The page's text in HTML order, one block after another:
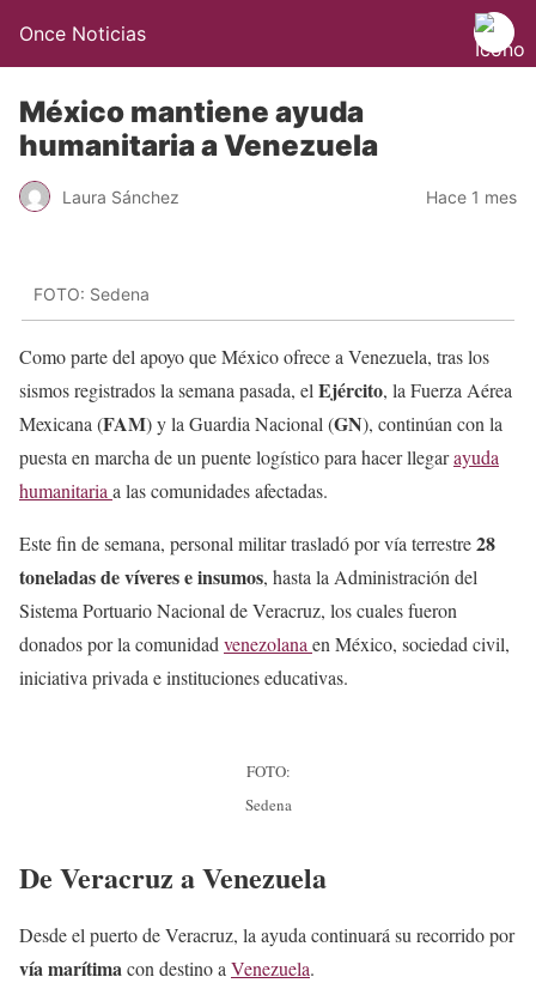
Once Noticias
México mantiene ayuda
humanitaria a Venezuela
Laura Sánchez Hace 1 mes
FOTO: Sedena
Como parte del apoyo que México ofrece a Venezuela, tras los
sismos registrados la semana pasada, el Ejército, la Fuerza Aérea
Mexicana (FAM) y la Guardia Nacional (GN), continúan con la
puesta en marcha de un puente logístico para hacer llegarayuda
humanitaria a las comunidades afectadas.
Este fin de semana, personal militar trasladó por vía terrestre28
toneladas de víveres e insumos, hasta la Administración del
Sistema Portuario Nacional de Veracruz, los cuales fueron
donados por la comunidad venezolana en México, sociedad civil,
iniciativa privada e instituciones educativas.
FOTO:
Sedena
De Veracruz a Venezuela
Desde el puerto de Veracruz, la ayuda continuará su recorrido por
vía marítimacon destino a Venezuela.